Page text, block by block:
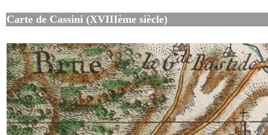
Carte de Cassini (XVIIIème siècle)